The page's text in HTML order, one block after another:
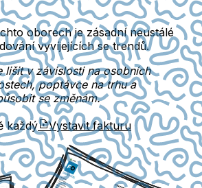
oborech je zásadní neustálé
vyvíjejících se trendů.
lišit v závislosti na osobních
poptávce na trhu a
se změnám.
každý
Vystavit fakturu